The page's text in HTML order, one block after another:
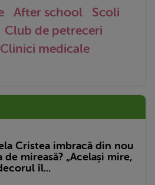
After school
Scoli
Club de petreceri
Clinici medicale
Cristea imbracă din nou
de mireasă? „Același mire,
îl...